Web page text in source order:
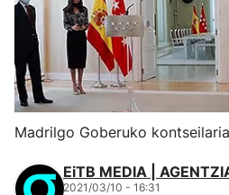
Madrilgo Goberuko
EiTB MEDIA |
2021/03/10 - 16:31